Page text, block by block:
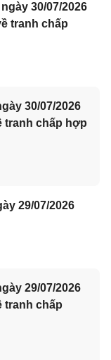
30/07/2026
tranh chấp
30/07/2026
tranh chấp hợp
29/07/2026
29/07/2026
tranh chấp